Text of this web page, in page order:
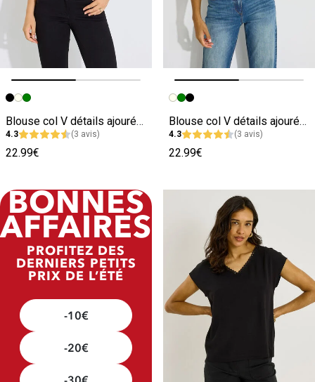
Image précédente
Image suivante
Blouse col V détails ajourés femme
4.3 (3 avis)
22.99€
Image précédente
Image suivante
Blouse col V détails ajourés femme
4.3 (3 avis)
22.99€
BONNES
AFFAIRES
PROFITEZ DES
DERNIERS PETITS
PRIX DE L’ÉTÉ
-10€
-20€